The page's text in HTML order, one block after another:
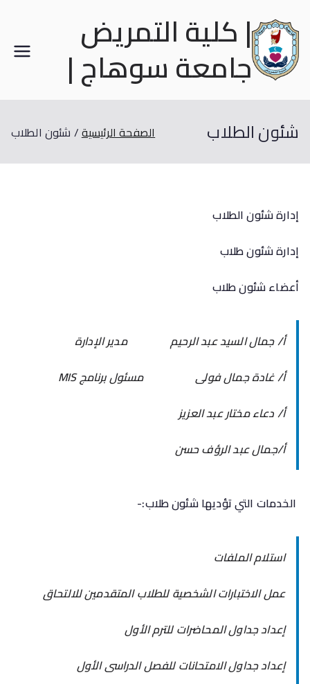
| كلية التمريض
جامعة سوهاج |
شئون الطلاب الصفحة الرئيسية شئون الطلاب
إدارة شئون الطلاب
إدارة شئون طلاب
أعضاء شئون طلاب
أ/ جمال السيد عبد الرحيم مدير الإدارة
أ/ غادة جمال فولى مسئول برنامج MIS
أ/ دعاء مختار عبد العزيز
أ/جمال عبد الرؤف حسن
الخدمات التي تؤديها شئون طلاب:-
استلام الملفات
عمل الاختبارات الشخصية للطلاب المتقدمين للالتحاق
إعداد جداول المحاضرات للترم الأول
إعداد جداول الامتحانات للفصل الدراسى الأول